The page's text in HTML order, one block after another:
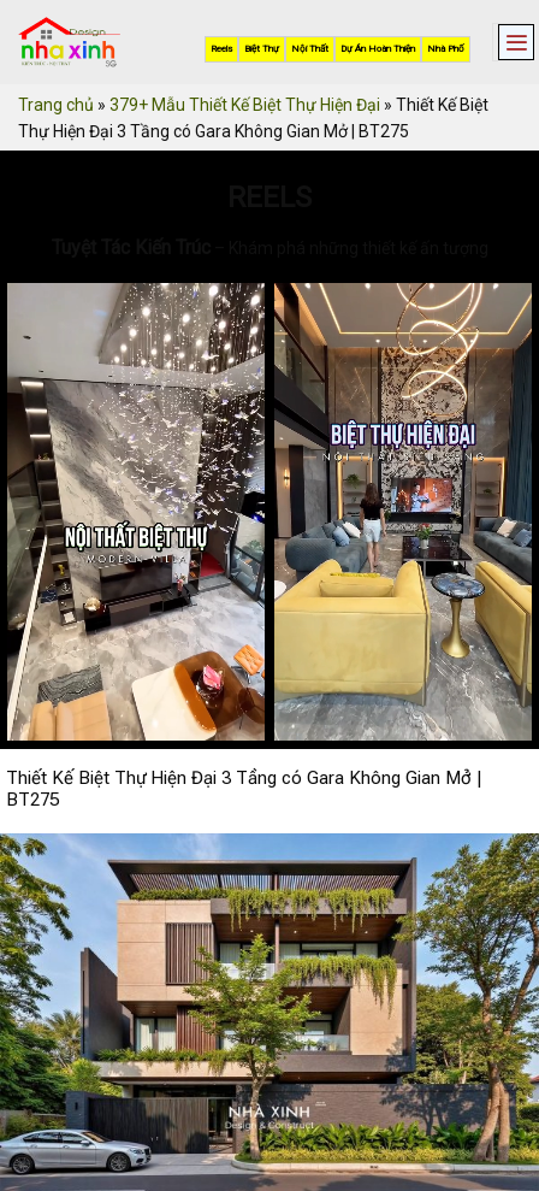
content
Trang chủ » 379+ Mẫu Thiết Kế Biệt Thự Hiện Đại » Thiết Kế Biệt
Thự Hiện Đại 3 Tầng có Gara Không Gian Mở | BT275
Thiết Kế Biệt Thự Hiện Đại 3 Tầng có Gara Không Gian Mở |
BT275
Nhà Phố
Dự Án Hoàn Thiện
Nội Thất
Biệt Thự
Reels